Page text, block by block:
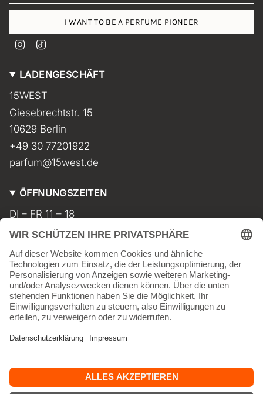
I WANT TO BE A PERFUME PIONEER
t
g
a
m
T
k
LADENGESCHÄFT
15WEST
Giesebrechtstr. 15
10629 Berlin
+49 30 77201922
parfum@15west.de
ÖFFNUNGSZEITEN
DI – FR 11 – 18
SA 11 – 17
MO geschlossen
INFORMATIONEN
Kontakt
Impressum
AGB